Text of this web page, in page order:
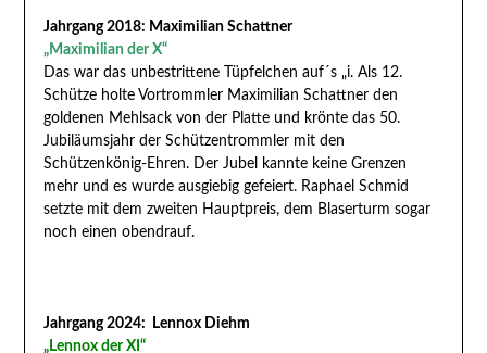
Jahrgang 2018: Maximilian Schattner
„Maximilian der X“
Das war das unbestrittene Tüpfelchen auf´s „i. Als 12.
Schütze holte Vortrommler Maximilian Schattner den
goldenen Mehlsack von der Platte und krönte das 50.
Jubiläumsjahr der Schützentrommler mit den
Schützenkönig-Ehren. Der Jubel kannte keine Grenzen
mehr und es wurde ausgiebig gefeiert. Raphael Schmid
setzte mit dem zweiten Hauptpreis, dem Blaserturm sogar
noch einen obendrauf.
Jahrgang 2024: Lennox Diehm
„Lennox der XI“